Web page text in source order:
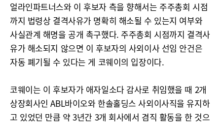
얼라인파트너스와 이 후보자 측을 향해서는 주주총회 시점
까지 법령상 결격사유가 명확히 해소될 수 있는지 여부와
사실관계 해명을 공개 촉구했다. 주주총회 시점까지 결격사
유가 해소되지 않으면 이 후보자의 사외이사 선임 안건은
자동 폐기될 수 있다는 게 코웨이의 입장이다.
코웨이는 이 후보자가 애자일소다 감사로 취임했을 때 2개
상장회사인 ABL바이오와 한솔홀딩스 사외이사직을 유지하
고 있었던 만큼 약 3년간 3개 회사에서 겸직 활동을 한 것으